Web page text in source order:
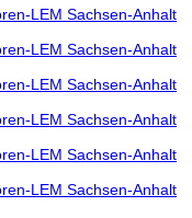
LEM Sachsen-Anhalt
LEM Sachsen-Anhalt
LEM Sachsen-Anhalt
LEM Sachsen-Anhalt
LEM Sachsen-Anhalt
LEM Sachsen-Anhalt